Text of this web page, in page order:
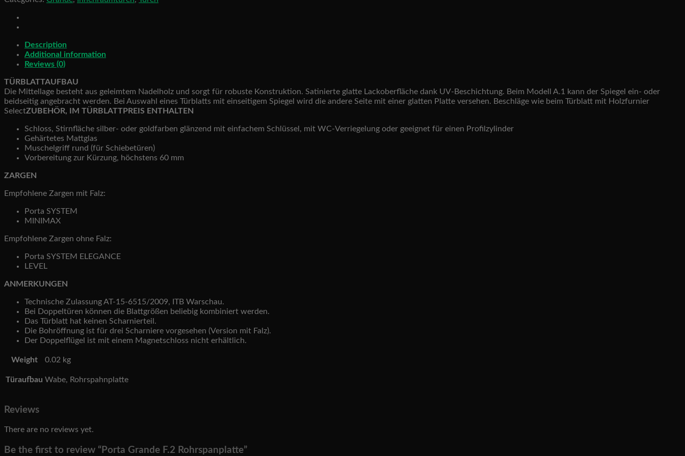
quantity
Description
Additional information
Reviews (0)
TÜRBLATTAUFBAU
Die Mittellage besteht aus geleimtem Nadelholz und sorgt für robuste Konstruktion. Satinierte glatte Lackoberfläche dank UV-Beschichtung. Beim Modell A.1 kann der Spiegel ein- oder
beidseitig angebracht werden. Bei Auswahl eines Türblatts mit einseitigem Spiegel wird die andere Seite mit einer glatten Platte versehen. Beschläge wie beim Türblatt mit Holzfurnier
SelectZUBEHÖR, IM TÜRBLATTPREIS ENTHALTEN
Schloss, Stirnfläche silber- oder goldfarben glänzend mit einfachem Schlüssel, mit WC-Verriegelung oder geeignet für einen Profilzylinder
Gehärtetes Mattglas
Muschelgriff rund (für Schiebetüren)
Vorbereitung zur Kürzung, höchstens 60 mm
ZARGEN
Empfohlene Zargen mit Falz:
Porta SYSTEM
MINIMAX
Empfohlene Zargen ohne Falz:
Porta SYSTEM ELEGANCE
LEVEL
ANMERKUNGEN
Technische Zulassung AT-15-6515/2009, ITB Warschau.
Bei Doppeltüren können die Blattgrößen beliebig kombiniert werden.
Das Türblatt hat keinen Scharnierteil.
Die Bohröffnung ist für drei Scharniere vorgesehen (Version mit Falz).
Der Doppelflügel ist mit einem Magnetschloss nicht erhältlich.
Weight 0.02 kg
Türaufbau Wabe, Rohrspahnplatte
Reviews
There are no reviews yet.
Be the first to review “Porta Grande F.2 Rohrspanplatte”